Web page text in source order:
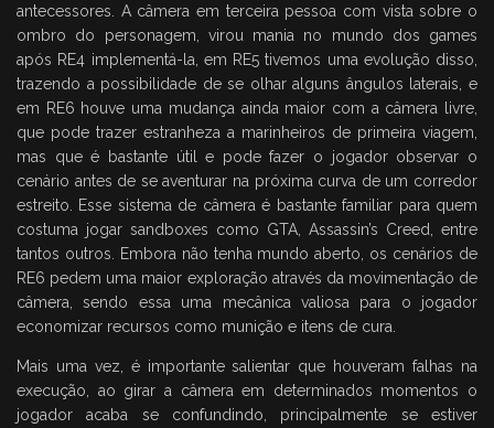
antecessores. A câmera em terceira pessoa com vista sobre o
ombro do personagem, virou mania no mundo dos games
após RE4 implementá-la, em RE5 tivemos uma evolução disso,
trazendo a possibilidade de se olhar alguns ângulos laterais, e
em RE6 houve uma mudança ainda maior com a câmera livre,
que pode trazer estranheza a marinheiros de primeira viagem,
mas que é bastante útil e pode fazer o jogador observar o
cenário antes de se aventurar na próxima curva de um corredor
estreito. Esse sistema de câmera é bastante familiar para quem
costuma jogar sandboxes como GTA, Assassin’s Creed, entre
tantos outros. Embora não tenha mundo aberto, os cenários de
RE6 pedem uma maior exploração através da movimentação de
câmera, sendo essa uma mecânica valiosa para o jogador
economizar recursos como munição e itens de cura.
Mais uma vez, é importante salientar que houveram falhas na
execução, ao girar a câmera em determinados momentos o
jogador acaba se confundindo, principalmente se estiver